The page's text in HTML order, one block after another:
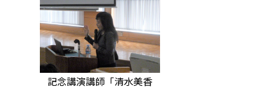
記念講演講師「清水美香